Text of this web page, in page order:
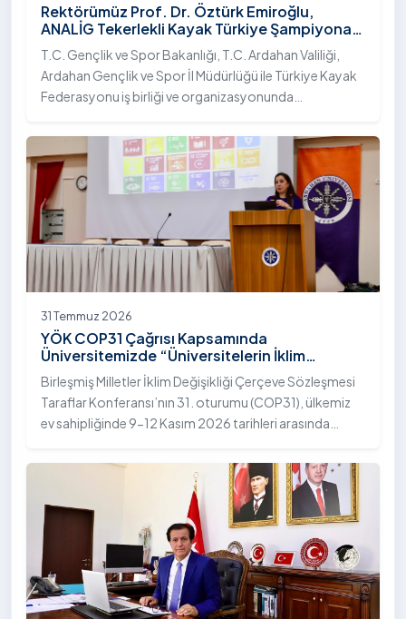
Rektörümüz Prof. Dr. Öztürk Emiroğlu,
ANALİG Tekerlekli Kayak Türkiye Şampiyonası
Ödül Töreni’ne Katıldı
T.C. Gençlik ve Spor Bakanlığı, T.C. Ardahan Valiliği,
Ardahan Gençlik ve Spor İl Müdürlüğü ile Türkiye Kayak
Federasyonu iş birliği ve organizasyonunda
Sezonu Tekerlekli Kayak Türkiye Şampiyonası, 30-31
Temmuz 2026 tarihlerinde Ardahan Üniversitesi Yenisey
Yerleşkesi ev sahipliğinde tamamlandı.
31 Temmuz 2026
YÖK COP31 Çağrısı Kapsamında
Üniversitemizde “Üniversitelerin İklim
Diplomasisindeki Rolü” Konulu Bilgilendirme
Toplantısı Yapıldı
Birleşmiş Milletler İklim Değişikliği Çerçeve Sözleşmesi
Taraflar Konferansı’nın 31. oturumu (COP31), ülkemiz
ev sahipliğinde 9-12 Kasım 2026 tarihleri arasında
Yükseköğretim Kurulu (YÖK), üniversitelerin akademik
katkı ve proje bildirimlerini koordine etme çağrısında
bulundu. Ardahan Üniversitesinde 31 Temmuz 2026
tarihinde bu çağrıya yönelik bir ön hazırlık toplantısı
düzenlendi.